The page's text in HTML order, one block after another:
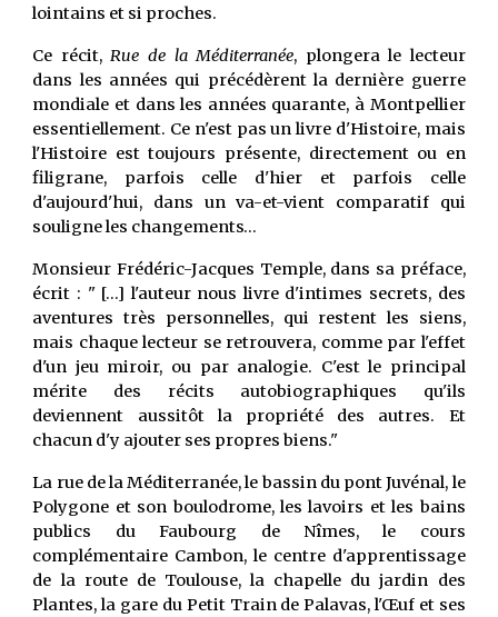
lointains et si proches.
Ce récit,Rue de la Méditerranée, plongera le lecteur
dans les années qui précédèrent la dernière guerre
mondiale et dans les années quarante, à Montpellier
essentiellement. Ce n'est pas un livre d'Histoire, mais
l'Histoire est toujours présente, directement ou en
filigrane, parfois celle d'hier et parfois celle
d'aujourd'hui, dans un va-et-vient comparatif qui
souligne les changements…
Monsieur Frédéric-Jacques Temple, dans sa préface,
écrit : " […] l'auteur nous livre d'intimes secrets, des
aventures très personnelles, qui restent les siens,
mais chaque lecteur se retrouvera, comme par l'effet
d'un jeu miroir, ou par analogie. C'est le principal
mérite des récits autobiographiques qu'ils
deviennent aussitôt la propriété des autres. Et
chacun d'y ajouter ses propres biens."
La rue de la Méditerranée, le bassin du pont Juvénal, le
Polygone et son boulodrome, les lavoirs et les bains
publics du Faubourg de Nîmes, le cours
complémentaire Cambon, le centre d'apprentissage
de la route de Toulouse, la chapelle du jardin des
Plantes, la gare du Petit Train de Palavas, l'Œuf et ses